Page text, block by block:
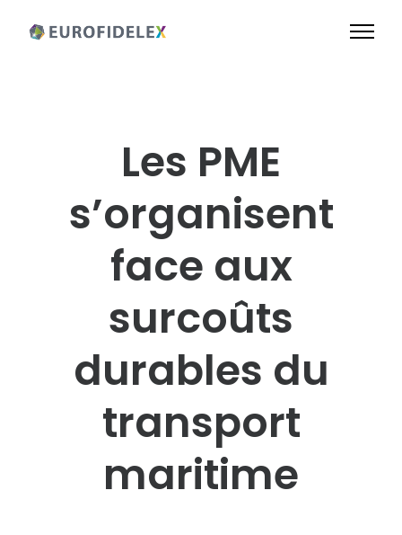
Les PME
s’organisent
face aux
surcoûts
durables du
transport
maritime